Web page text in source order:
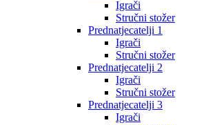
Igrači
Stručni stožer
Prednatjecatelji 1
Igrači
Stručni stožer
Prednatjecatelji 2
Igrači
Stručni stožer
Prednatjecatelji 3
Igrači